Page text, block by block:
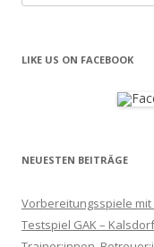
nach:
LIKE US ON FACEBOOK
NEUESTEN BEITRÄGE
Vorbereitungsspiele mit
Testspiel GAK – Kalsdorf